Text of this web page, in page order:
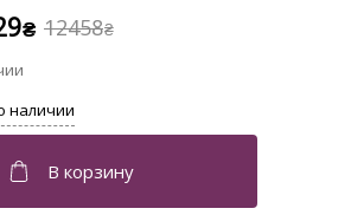
12458₴
₴